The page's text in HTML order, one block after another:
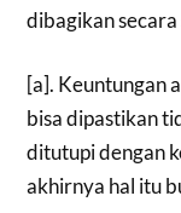
dibagikan
[a]. Keuntungan
bisa dipastikan
ditutupi dengan
akhirnya hal itu